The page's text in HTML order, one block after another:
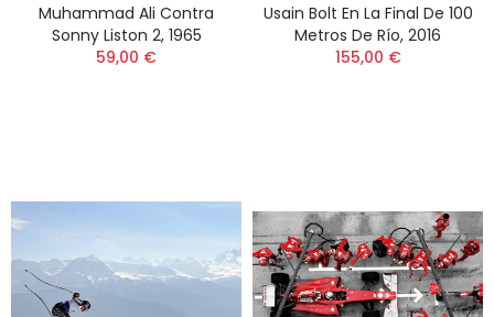
Muhammad Ali Contra
Sonny Liston 2, 1965
59,00 €
Usain Bolt En La Final De 100
Metros De Río, 2016
155,00 €